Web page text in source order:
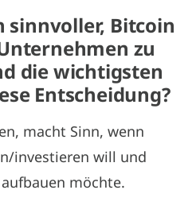
sinnvoller, Bitcoin
zu
die wichtigsten
Entscheidung?
macht Sinn, wenn
investieren will und
möchte.